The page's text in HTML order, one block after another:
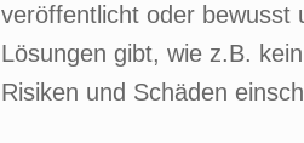
veröffentlicht oder bewusst
Lösungen gibt, wie z.B.
Risiken und Schäden